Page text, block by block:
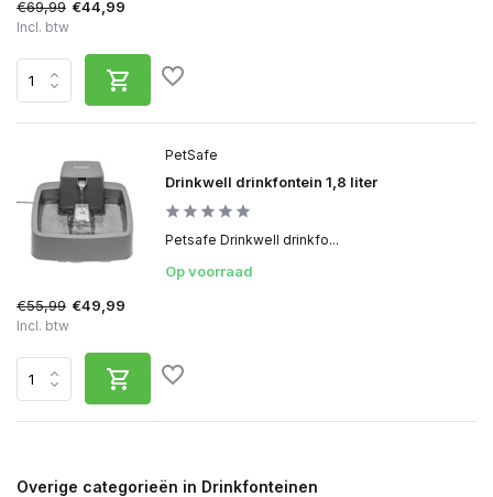
PetSafe
Drinkwell drinkfontein 1,8 liter
Petsafe Drinkwell drinkfo...
Op voorraad
€55,99 €49,99
Incl. btw
€69,99 €44,99
Incl. btw
Overige categorieën in Drinkfonteinen